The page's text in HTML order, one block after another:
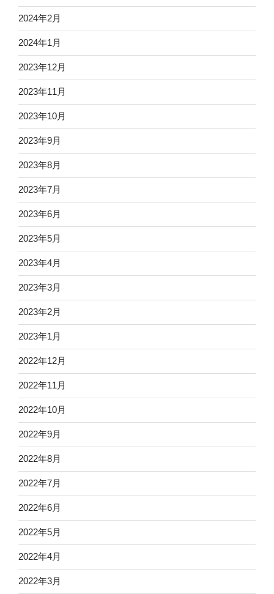
2024年2月
2024年1月
2023年12月
2023年11月
2023年10月
2023年9月
2023年8月
2023年7月
2023年6月
2023年5月
2023年4月
2023年3月
2023年2月
2023年1月
2022年12月
2022年11月
2022年10月
2022年9月
2022年8月
2022年7月
2022年6月
2022年5月
2022年4月
2022年3月